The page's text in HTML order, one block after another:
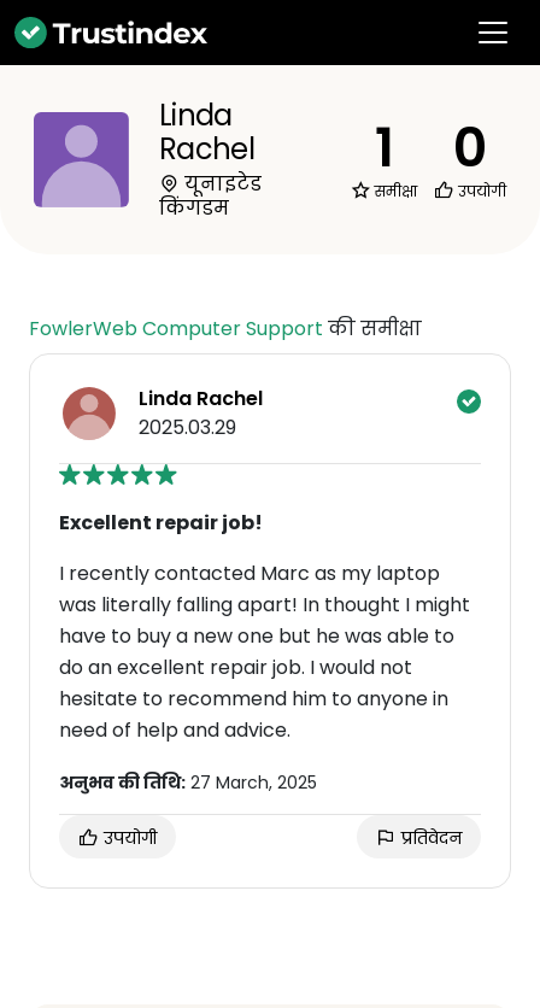
Linda
Rachel
यूनाइटेड
किंगडम
1
समीक्षा
0
उपयोगी
FowlerWeb Computer Support की समीक्षा
Linda Rachel
2025.03.29
Excellent repair job!
I recently contacted Marc as my laptop
was literally falling apart! In thought I might
have to buy a new one but he was able to
do an excellent repair job. I would not
hesitate to recommend him to anyone in
need of help and advice.
अनुभव की तिथि: 27 March, 2025
उपयोगी प्रतिवेदन